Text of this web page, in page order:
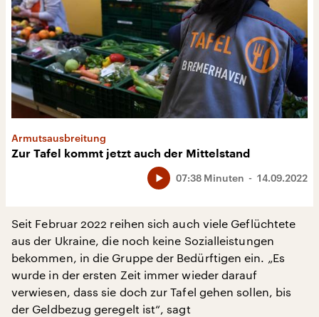
Armutsausbreitung
Zur Tafel kommt jetzt auch der Mittelstand
14.09.2022
07:38 Minuten
Seit Februar 2022 reihen sich auch viele Geflüchtete
aus der Ukraine, die noch keine Sozialleistungen
bekommen, in die Gruppe der Bedürftigen ein. „Es
wurde in der ersten Zeit immer wieder darauf
verwiesen, dass sie doch zur Tafel gehen sollen, bis
der Geldbezug geregelt ist“, sagt